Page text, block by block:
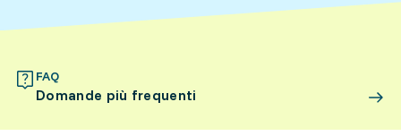
FAQ
Domande più frequenti